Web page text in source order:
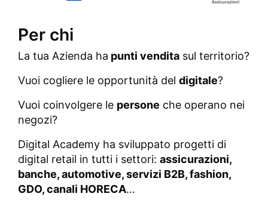
Per chi
La tua Azienda ha punti vendita sul territorio?
Vuoi cogliere le opportunità del digitale?
Vuoi coinvolgere le persone che operano nei
negozi?
Digital Academy ha sviluppato progetti di
digital retail in tutti i settori: assicurazioni,
banche, automotive, servizi B2B, fashion,
GDO, canali HORECA…